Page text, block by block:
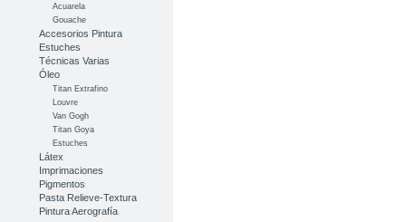
Acuarela
Gouache
Accesorios Pintura
Estuches
Técnicas Varias
Óleo
Titan Extrafino
Louvre
Van Gogh
Titan Goya
Estuches
Látex
Imprimaciones
Pigmentos
Pasta Relieve-Textura
Pintura Aerografía